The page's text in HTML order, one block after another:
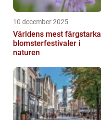
10 december 2025
Världens mest färgstarka
blomsterfestivaler i
naturen